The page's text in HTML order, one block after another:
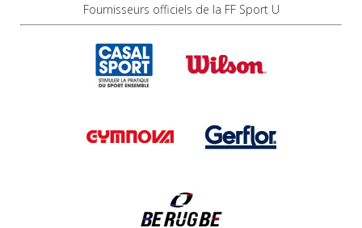
Fournisseurs officiels de la FF Sport U